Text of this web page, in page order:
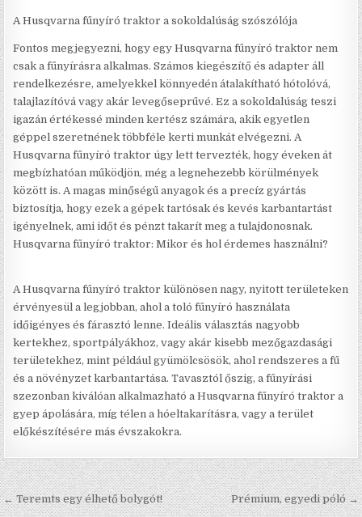
A Husqvarna fűnyíró traktor a sokoldalúság szószólója
Fontos megjegyezni, hogy egy Husqvarna fűnyíró traktor nem
csak a fűnyírásra alkalmas. Számos kiegészítő és adapter áll
rendelkezésre, amelyekkel könnyedén átalakítható hótolóvá,
talajlazítóvá vagy akár levegőseprűvé. Ez a sokoldalúság teszi
igazán értékessé minden kertész számára, akik egyetlen
géppel szeretnének többféle kerti munkát elvégezni. A
Husqvarna fűnyíró traktor úgy lett tervezték, hogy éveken át
megbízhatóan működjön, még a legnehezebb körülmények
között is. A magas minőségű anyagok és a precíz gyártás
biztosítja, hogy ezek a gépek tartósak és kevés karbantartást
igényelnek, ami időt és pénzt takarít meg a tulajdonosnak.
Husqvarna fűnyíró traktor: Mikor és hol érdemes használni?
A Husqvarna fűnyíró traktor különösen nagy, nyitott területeken
érvényesül a legjobban, ahol a toló fűnyíró használata
időigényes és fárasztó lenne. Ideális választás nagyobb
kertekhez, sportpályákhoz, vagy akár kisebb mezőgazdasági
területekhez, mint például gyümölcsösök, ahol rendszeres a fű
és a növényzet karbantartása. Tavasztól őszig, a fűnyírási
szezonban kiválóan alkalmazható a Husqvarna fűnyíró traktor a
gyep ápolására, míg télen a hóeltakarításra, vagy a terület
előkészítésére más évszakokra.
Bejegyzés navigáció
← Teremts egy élhető bolygót! Prémium, egyedi póló →